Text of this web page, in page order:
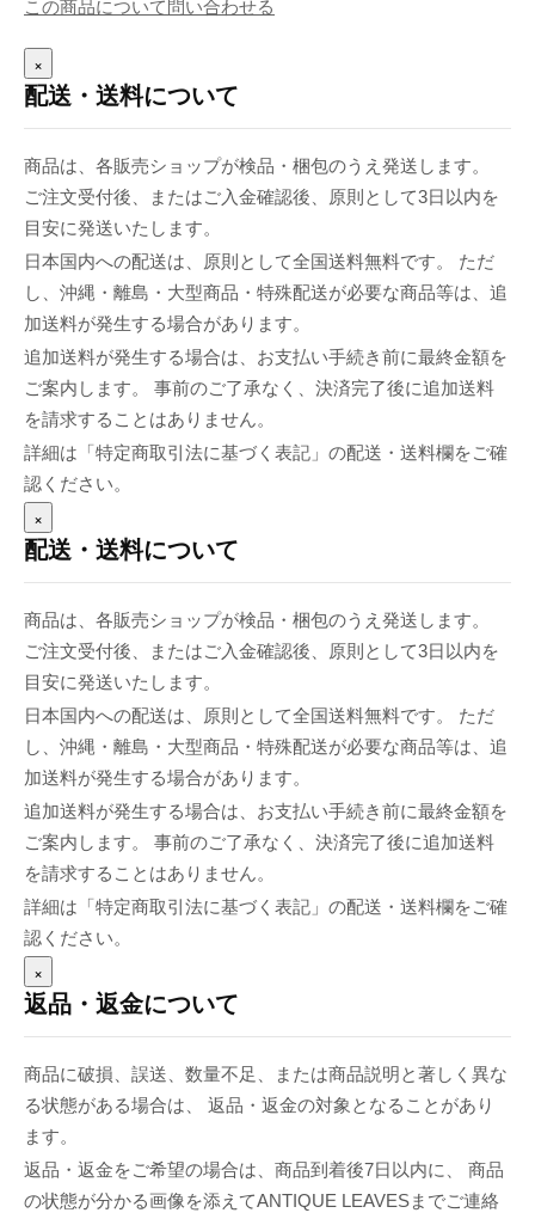
この商品について問い合わせる
×
配送・送料について
商品は、各販売ショップが検品・梱包のうえ発送します。
ご注文受付後、またはご入金確認後、原則として3日以内を
目安に発送いたします。
日本国内への配送は、原則として全国送料無料です。 ただ
し、沖縄・離島・大型商品・特殊配送が必要な商品等は、追
加送料が発生する場合があります。
追加送料が発生する場合は、お支払い手続き前に最終金額を
ご案内します。 事前のご了承なく、決済完了後に追加送料
を請求することはありません。
詳細は「特定商取引法に基づく表記」の配送・送料欄をご確
認ください。
×
配送・送料について
商品は、各販売ショップが検品・梱包のうえ発送します。
ご注文受付後、またはご入金確認後、原則として3日以内を
目安に発送いたします。
日本国内への配送は、原則として全国送料無料です。 ただ
し、沖縄・離島・大型商品・特殊配送が必要な商品等は、追
加送料が発生する場合があります。
追加送料が発生する場合は、お支払い手続き前に最終金額を
ご案内します。 事前のご了承なく、決済完了後に追加送料
を請求することはありません。
詳細は「特定商取引法に基づく表記」の配送・送料欄をご確
認ください。
×
返品・返金について
商品に破損、誤送、数量不足、または商品説明と著しく異な
る状態がある場合は、 返品・返金の対象となることがあり
ます。
返品・返金をご希望の場合は、商品到着後7日以内に、 商品
の状態が分かる画像を添えてANTIQUE LEAVESまでご連絡